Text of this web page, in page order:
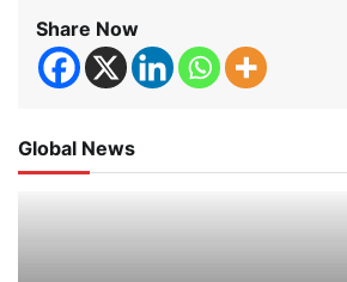
Share Now
Global News